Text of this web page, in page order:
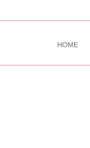
HOME